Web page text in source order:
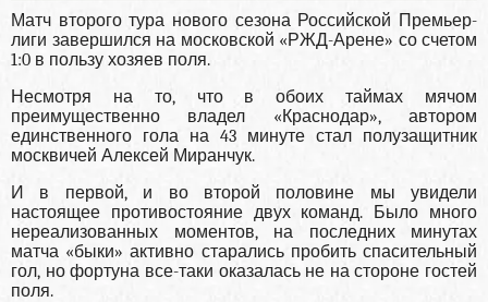
Матч второго тура нового сезона Российской Премьер-
лиги завершился на московской «РЖД-Арене» со счетом
1:0 в пользу хозяев поля.
Несмотря на то, что в обоих таймах мячом
преимущественно владел «Краснодар», автором
единственного гола на 43 минуте стал полузащитник
москвичей Алексей Миранчук.
И в первой, и во второй половине мы увидели
настоящее противостояние двух команд. Было много
нереализованных моментов, на последних минутах
матча «быки» активно старались пробить спасительный
гол, но фортуна все-таки оказалась не на стороне гостей
поля.